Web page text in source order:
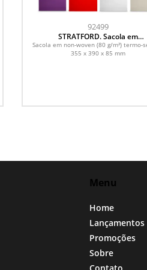
92499
STRATFORD. Sacola em
non-woven (80 g/m²)
Sacola em non-woven (80 g/m²) termo-
355 x 390 x 85 mm
Menu
Home
Lançamentos
Promoções
Sobre